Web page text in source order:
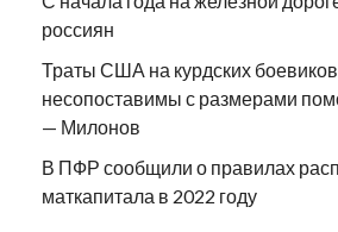
россиян
Траты США на курдских
несопоставимы с размерами
— Милонов
В ПФР сообщили о правилах
маткапитала в 2022 году